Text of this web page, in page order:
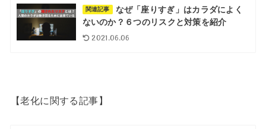
関連記事
なぜ「座りすぎ」はカラダによく
ないのか？６つのリスクと対策を紹介
2021.06.06
【老化に関する記事】